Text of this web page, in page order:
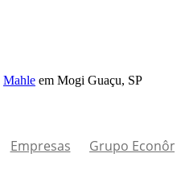
Mahle em Mogi Guaçu, SP
Empresas Grupo